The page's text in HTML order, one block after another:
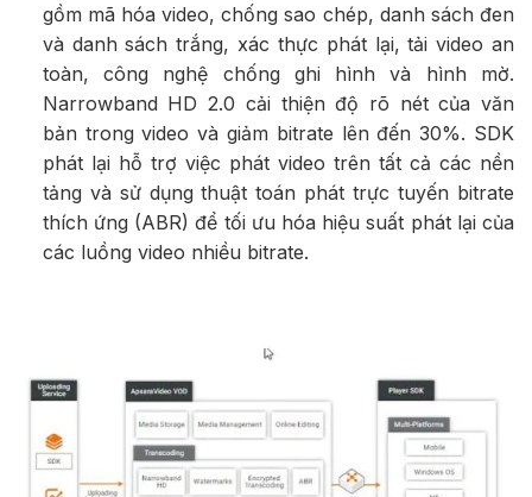
gồm mã hóa video, chống sao chép, danh sách đen
và danh sách trắng, xác thực phát lại, tải video an
toàn, công nghệ chống ghi hình và hình mờ.
Narrowband HD 2.0 cải thiện độ rõ nét của văn
bản trong video và giảm bitrate lên đến 30%. SDK
phát lại hỗ trợ việc phát video trên tất cả các nền
tảng và sử dụng thuật toán phát trực tuyến bitrate
thích ứng (ABR) để tối ưu hóa hiệu suất phát lại của
các luồng video nhiều bitrate.